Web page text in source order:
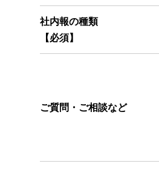
社内報の種類
【必須】
ご質問・ご相談など